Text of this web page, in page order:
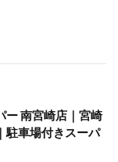
ー 南宮崎店｜宮崎
駐車場付きスーパ